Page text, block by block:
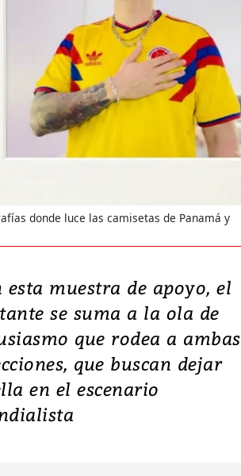
donde luce las camisetas de Panamá y
esta muestra de apoyo, el
se suma a la ola de
que rodea a ambas
que buscan dejar
en el escenario
plan para modernizar la institución